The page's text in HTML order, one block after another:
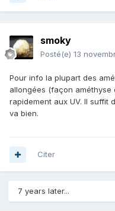
smoky
Posté(e) 13
Pour info la plupart des
allongées (façon améthyse
rapidement aux UV. Il suffit
va bien.
Citer
7 years later...